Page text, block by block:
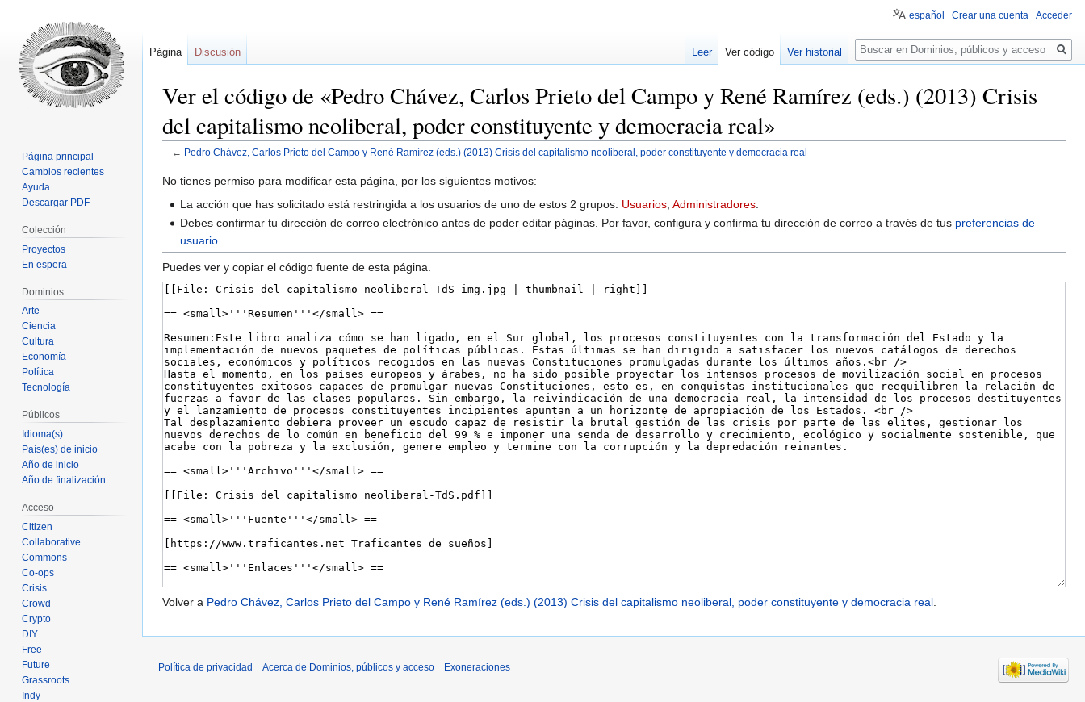
Ver el código de «Pedro Chávez, Carlos Prieto del Campo y René Ramírez (eds.) (2013) Crisis
del capitalismo neoliberal, poder constituyente y democracia real»
← Pedro Chávez, Carlos Prieto del Campo y René Ramírez (eds.) (2013) Crisis del capitalismo neoliberal, poder constituyente y democracia real
Ir
Ir
No tienes permiso para modificar esta página, por los siguientes motivos:
La acción que has solicitado está restringida a los usuarios de uno de estos 2 grupos: Usuarios ,Administradores
Debes confirmar tu dirección de correo electrónico antes de poder editar páginas. Por favor, configura y confirma tu dirección de correo a través de tus preferencias de
usuario
Puedes ver y copiar el código fuente de esta página.
Volver a Pedro Chávez, Carlos Prieto del Campo y René Ramírez (eds.) (2013) Crisis del capitalismo neoliberal, poder constituyente y democracia real.
español Crear una cuenta Acceder
Página Discusión Leer Ver código Ver historial
Buscar
Página principal
Cambios recientes
Ayuda
Descargar PDF
Colección
Proyectos
En espera
Dominios
Arte
Ciencia
Cultura
Economía
Política
Tecnología
Públicos
Idioma(s)
País(es) de inicio
Año de inicio
Año de finalización
Acceso
Citizen
Collaborative
Commons
Co-ops
Crisis
Crowd
Crypto
DIY
Free
Future
Grassroots
Indy
Política de privacidad Acerca de Dominios, públicos y acceso Exoneraciones